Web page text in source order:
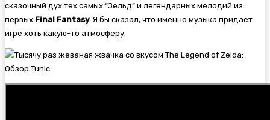
сказочный дух тех самых “Зельд” и легендарных мелодий из
первых Final Fantasy. Я бы сказал, что именно музыка придает
игре хоть какую-то атмосферу.